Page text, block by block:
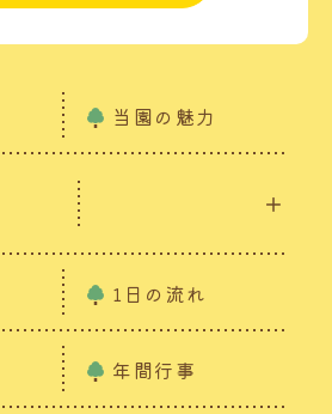
当園の魅力
1日の流れ
年間行事